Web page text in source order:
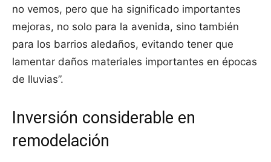
no vemos, pero que ha significado importantes
mejoras, no solo para la avenida, sino también
para los barrios aledaños, evitando tener que
lamentar daños materiales importantes en épocas
de lluvias”.
Inversión considerable en
remodelación